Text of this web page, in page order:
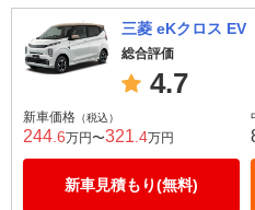
三菱 eKクロス EV
総合評価
4.7
新車価格 （税込）
244 .6万円〜321 .4万円
新車見積もり(無料)